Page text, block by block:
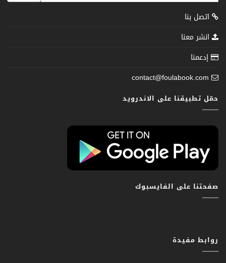
اتصل بنا
انشر معنا
إدعمنا
contact@foulabook.com
حمّل تطبيقنا على الاندرويد
صفحتنا على الفايسبوك
روابط مفيدة